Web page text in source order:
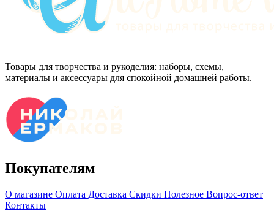
Товары для творчества и рукоделия: наборы, схемы,
материалы и аксессуары для спокойной домашней работы.
Покупателям
О магазине Оплата Доставка Скидки Полезное Вопрос-ответ
Контакты